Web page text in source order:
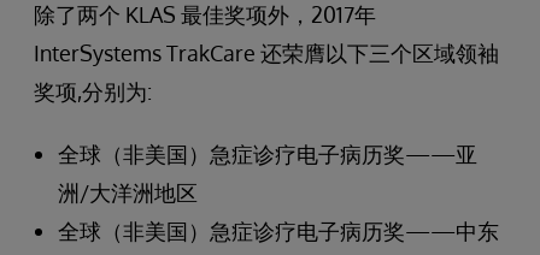
除了两个 KLAS 最佳奖项外，2017年
InterSystems TrakCare 还荣膺以下三个区域领袖
奖项,分别为:
全球（非美国）急症诊疗电子病历奖——亚
洲/大洋洲地区
全球（非美国）急症诊疗电子病历奖——中东